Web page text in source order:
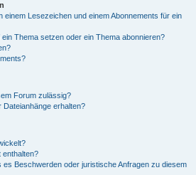
Lesezeichen und einem Abonnements für ein
Thema setzen oder ein Thema abonnieren?
Forum zulässig?
Dateianhänge erhalten?
enthalten?
es Beschwerden oder juristische Anfragen zu diesem